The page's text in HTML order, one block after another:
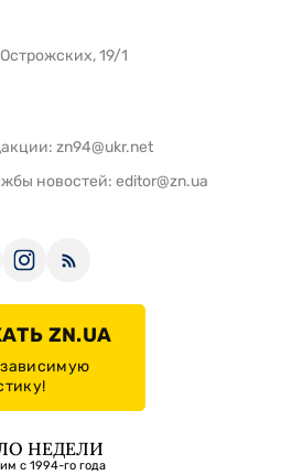
19/1
zn94@ukr.net
новостей: editor@zn.ua
ZN.UA
НЕДЕЛИ
с 1994-го года